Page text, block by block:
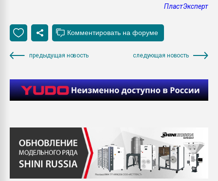
ПластЭксперт
предыдущая новость следующая новость